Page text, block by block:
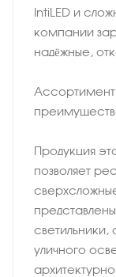
IntiLED и
компании
надёжные,
Ассортимент
Продукция
позволяет
уличного